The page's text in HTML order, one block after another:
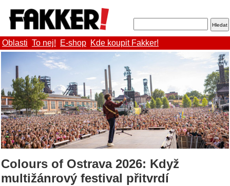
Oblasti To nej! E-shop Kde koupit Fakker!
Colours of Ostrava 2026: Když
multižánrový festival přitvrdí